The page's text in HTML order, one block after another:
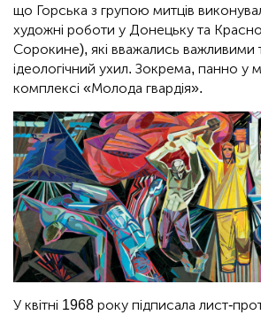
що Горська з групою митців
художні роботи у Донецьку та
Сорокине), які вважались важливими
ідеологічний ухил. Зокрема, панно у
комплексі «Молода гвардія».
У квітні 1968 року підписала лист-